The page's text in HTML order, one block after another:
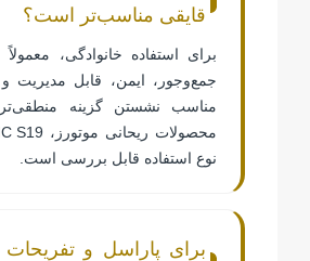
قایقی مناسب‌تر است؟
برای استفاده خانوادگی،
جمع‌وجور، ایمن، قابل مدیریت
مناسب نشستن گزینه
محصولات ریحانی موتورز، S19
نوع استفاده قابل بررسی است.
برای پاراسل و تفریحات